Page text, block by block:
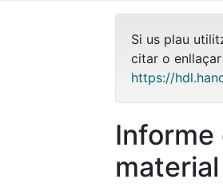
Si us plau
citar o
https://
Informe